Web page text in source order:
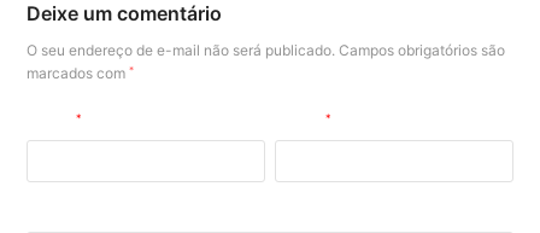
Deixe um comentário
O seu endereço de e-mail não será publicado. Campos obrigatórios são
marcados com*
Nome* E-mail*